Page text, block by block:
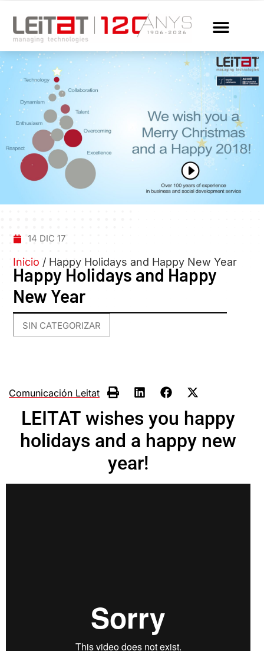
14 DIC 17
Inicio / Happy Holidays and Happy New Year
Happy Holidays and Happy
New Year
SIN CATEGORIZAR
Comunicación Leitat
LEITAT wishes you happy
holidays and a happy new
year!